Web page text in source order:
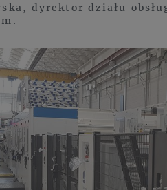
dyrektor działu